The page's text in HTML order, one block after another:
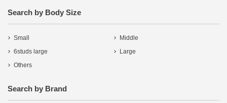
Search by Body Size
Small
Middle
6studs large
Large
Others
Search by Brand